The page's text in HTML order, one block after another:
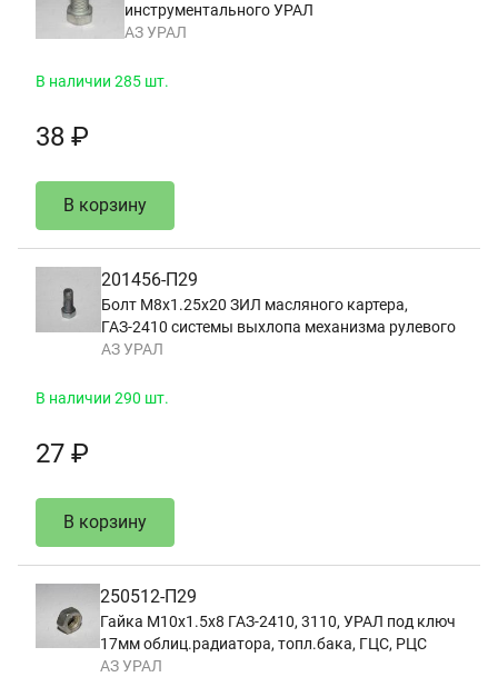
инструментального УРАЛ
АЗ УРАЛ
В наличии 285 шт.
38 ₽
В корзину
201456-П29
Болт М8х1.25х20 ЗИЛ масляного картера,
ГАЗ-2410 системы выхлопа механизма рулевого
АЗ УРАЛ
В наличии 290 шт.
27 ₽
В корзину
250512-П29
Гайка М10х1.5х8 ГАЗ-2410, 3110, УРАЛ под ключ
17мм облиц.радиатора, топл.бака, ГЦС, РЦС
АЗ УРАЛ